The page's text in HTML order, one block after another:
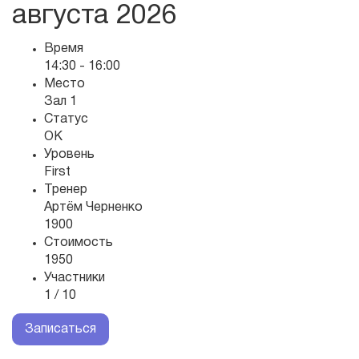
августа 2026
Время
14:30 - 16:00
Место
Зал 1
Статус
OK
Уровень
First
Тренер
Артём Черненко
1900
Стоимость
1950
Участники
1 / 10
Записаться